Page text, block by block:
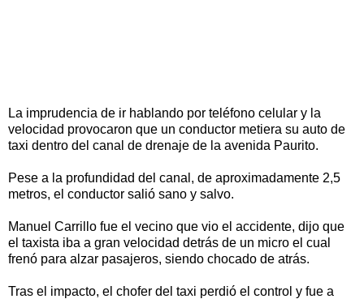
La imprudencia de ir hablando por teléfono celular y la
velocidad provocaron que un conductor metiera su auto de
taxi dentro del canal de drenaje de la avenida Paurito.
Pese a la profundidad del canal, de aproximadamente 2,5
metros, el conductor salió sano y salvo.
Manuel Carrillo fue el vecino que vio el accidente, dijo que
el taxista iba a gran velocidad detrás de un micro el cual
frenó para alzar pasajeros, siendo chocado de atrás.
Tras el impacto, el chofer del taxi perdió el control y fue a